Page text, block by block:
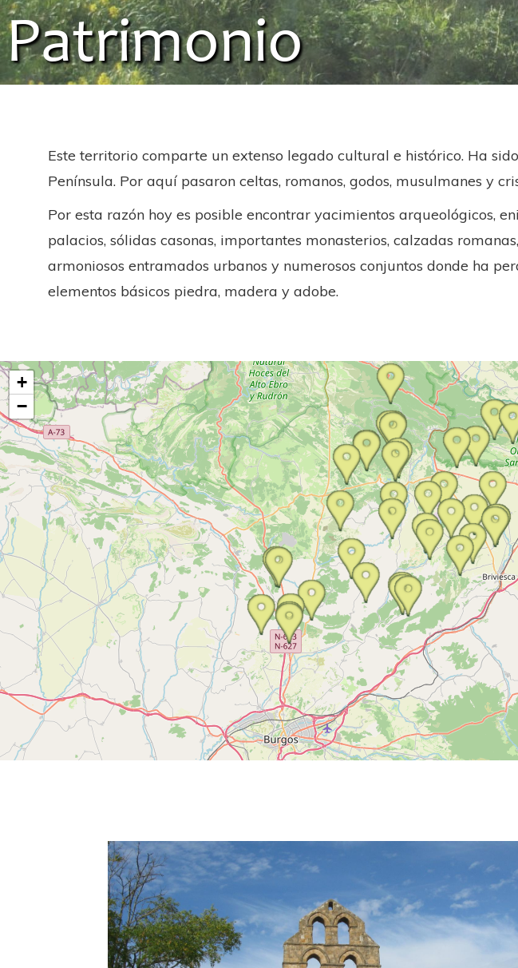
Patrimonio
Este territorio comparte un extenso legado cultural e histórico. Ha
Península. Por aquí pasaron celtas, romanos, godos, musulmanes y
Por esta razón hoy es posible encontrar yacimientos arqueológicos,
palacios, sólidas casonas, importantes monasterios, calzadas
armoniosos entramados urbanos y numerosos conjuntos donde ha
elementos básicos piedra, madera y adobe.
+
−